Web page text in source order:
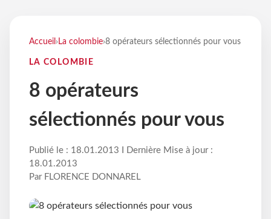
Accueil › La colombie›8 opérateurs sélectionnés pour vous
LA COLOMBIE
8 opérateurs
sélectionnés pour vous
Publié le : 18.01.2013 I Dernière Mise à jour :
18.01.2013
Par FLORENCE DONNAREL